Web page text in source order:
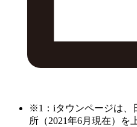
※1：iタウンページは、
所（2021年6月現在）を